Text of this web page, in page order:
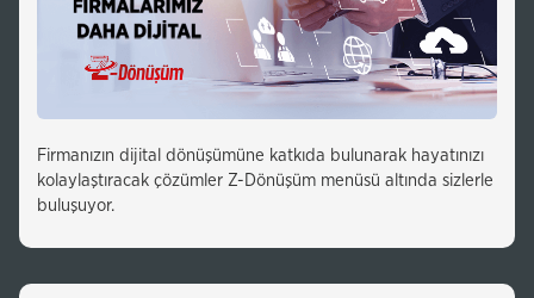
Firmanızın dijital dönüşümüne katkıda bulunarak hayatınızı
kolaylaştıracak çözümler Z-Dönüşüm menüsü altında sizlerle
buluşuyor.